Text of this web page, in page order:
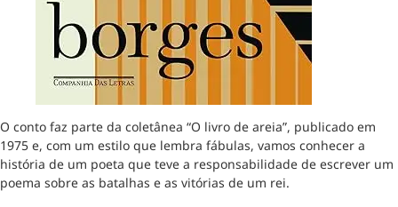
O conto faz parte da coletânea “O livro de areia”, publicado em
1975 e, com um estilo que lembra fábulas, vamos conhecer a
história de um poeta que teve a responsabilidade de escrever um
poema sobre as batalhas e as vitórias de um rei.